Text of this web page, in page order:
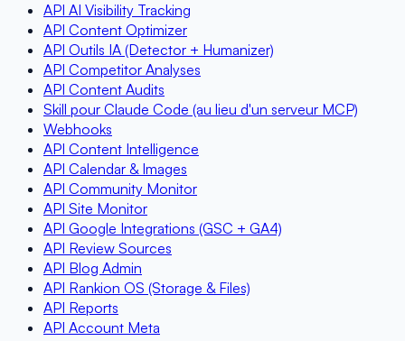
API AI Visibility Tracking
API Content Optimizer
API Outils IA (Detector + Humanizer)
API Competitor Analyses
API Content Audits
Skill pour Claude Code (au lieu d'un serveur MCP)
Webhooks
API Content Intelligence
API Calendar & Images
API Community Monitor
API Site Monitor
API Google Integrations (GSC + GA4)
API Review Sources
API Blog Admin
API Rankion OS (Storage & Files)
API Reports
API Account Meta